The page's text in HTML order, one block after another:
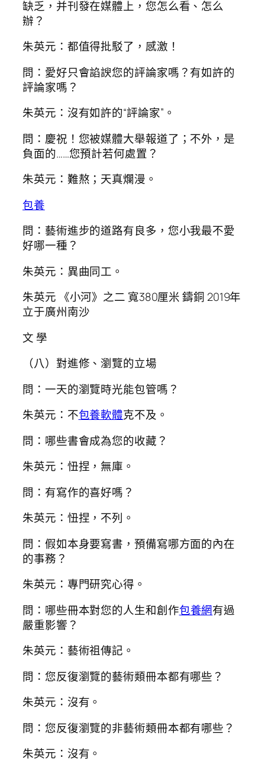
缺乏，并刊發在媒體上，您怎么看、怎么
辦？
朱英元：都值得批駁了，感激！
問：愛好只會諂諛您的評論家嗎？有如許的
評論家嗎？
朱英元：沒有如許的“評論家”。
問：慶祝！您被媒體大舉報道了；不外，是
負面的……您預計若何處置？
朱英元：難熬；天真爛漫。
包養
問：藝術進步的道路有良多，您小我最不愛
好哪一種？
朱英元：異曲同工。
朱英元 《小河》之二 寬380厘米 鑄銅 2019年
立于廣州南沙
文 學
（八）對進修、瀏覽的立場
問：一天的瀏覽時光能包管嗎？
朱英元：不包養軟體克不及。
問：哪些書會成為您的收藏？
朱英元：忸捏，無庫。
問：有寫作的喜好嗎？
朱英元：忸捏，不列。
問：假如本身要寫書，預備寫哪方面的內在
的事務？
朱英元：專門研究心得。
問：哪些冊本對您的人生和創作包養網有過
嚴重影響？
朱英元：藝術祖傳記。
問：您反復瀏覽的藝術類冊本都有哪些？
朱英元：沒有。
問：您反復瀏覽的非藝術類冊本都有哪些？
朱英元：沒有。